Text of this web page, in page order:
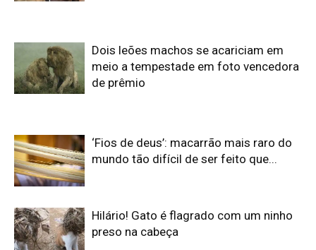
Dois leões machos se acariciam em
meio a tempestade em foto vencedora
de prêmio
‘Fios de deus’: macarrão mais raro do
mundo tão difícil de ser feito que...
Hilário! Gato é flagrado com um ninho
preso na cabeça